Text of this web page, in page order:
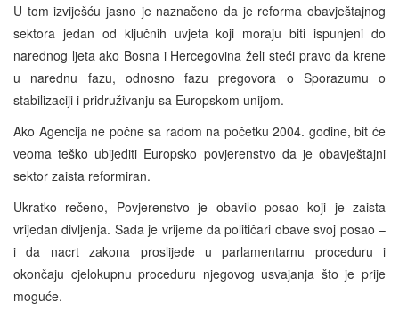
U tom izviješću jasno je naznačeno da je reforma obavještajnog
sektora jedan od ključnih uvjeta koji moraju biti ispunjeni do
narednog ljeta ako Bosna i Hercegovina želi steći pravo da krene
u narednu fazu, odnosno fazu pregovora o Sporazumu o
stabilizaciji i pridruživanju sa Europskom unijom.
Ako Agencija ne počne sa radom na početku 2004. godine, bit će
veoma teško ubijediti Europsko povjerenstvo da je obavještajni
sektor zaista reformiran.
Ukratko rečeno, Povjerenstvo je obavilo posao koji je zaista
vrijedan divljenja. Sada je vrijeme da političari obave svoj posao –
i da nacrt zakona proslijede u parlamentarnu proceduru i
okončaju cjelokupnu proceduru njegovog usvajanja što je prije
moguće.